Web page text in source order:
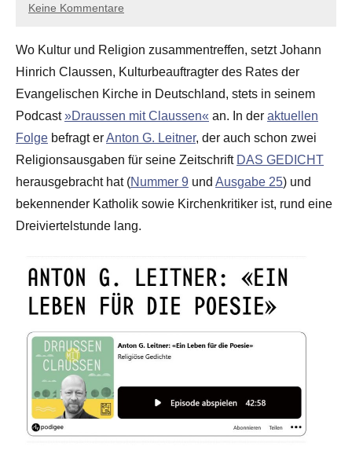
Keine Kommentare
Wo Kultur und Religion zusammentreffen, setzt Johann
Hinrich Claussen, Kulturbeauftragter des Rates der
Evangelischen Kirche in Deutschland, stets in seinem
Podcast»Draussen mit Claussen« an. In der aktuellen
Folge befragt erAnton G. Leitner, der auch schon zwei
Religionsausgaben für seine Zeitschrift DAS GEDICHT
herausgebracht hat (Nummer 9 und Ausgabe 25) und
bekennender Katholik sowie Kirchenkritiker ist, rund eine
Dreiviertelstunde lang.